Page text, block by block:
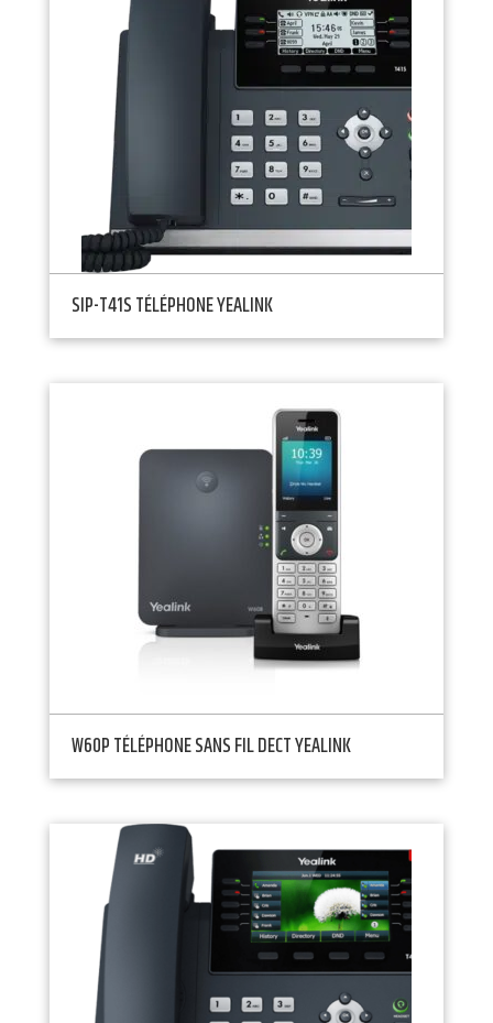
SIP-T41S TÉLÉPHONE YEALINK
W60P TÉLÉPHONE SANS FIL DECT YEALINK